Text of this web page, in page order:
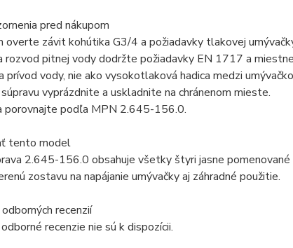
pred nákupom
overte závit kohútika G3/4 a požiadavky tlakovej
rozvod pitnej vody dodržte požiadavky EN 1717 a
prívod vody, nie ako vysokotlaková hadica medzi
vyprázdnite a uskladnite na chránenom mieste.
porovnajte podľa MPN 2.645-156.0.
tento model
2.645-156.0 obsahuje všetky štyri jasne
zostavu na napájanie umývačky aj záhradné použitie.
recenzií
recenzie nie sú k dispozícii.